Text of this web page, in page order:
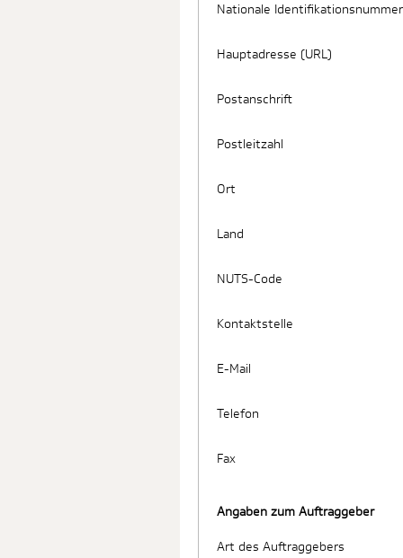
Nationale Identifikationsnummer
Hauptadresse (URL)
Postanschrift
Postleitzahl
Ort
Land
NUTS-Code
Kontaktstelle
E-Mail
Telefon
Fax
Angaben zum Auftraggeber
Art des Auftraggebers